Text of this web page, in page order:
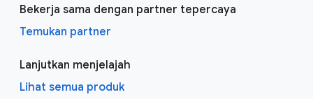
Bekerja sama dengan partner tepercaya
Temukan partner
Lanjutkan menjelajah
Lihat semua produk